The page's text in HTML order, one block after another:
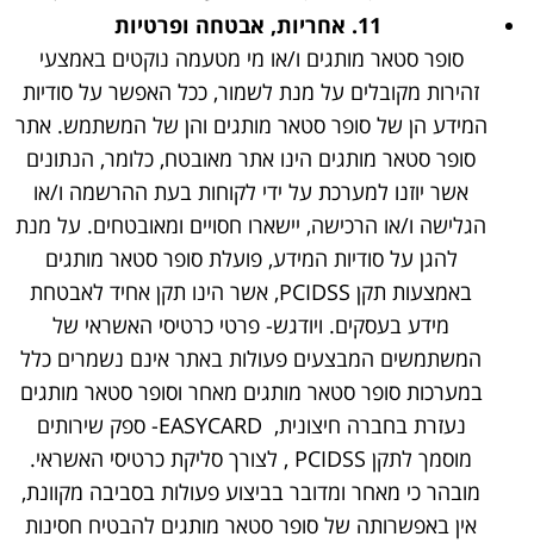
אחריות, אבטחה ופרטיות
סופר סטאר מותגים ו/או מי מטעמה נוקטים באמצעי
זהירות מקובלים על מנת לשמור, ככל האפשר על סודיות
המידע הן של סופר סטאר מותגים והן של המשתמש. אתר
סופר סטאר מותגים הינו אתר מאובטח, כלומר, הנתונים
אשר יוזנו למערכת על ידי לקוחות בעת ההרשמה ו/או
הגלישה ו/או הרכישה, יישארו חסויים ומאובטחים. על מנת
להגן על סודיות המידע, פועלת סופר סטאר מותגים
באמצעות תקן PCIDSS, אשר הינו תקן אחיד לאבטחת
מידע בעסקים. ויודגש- פרטי כרטיסי האשראי של
המשתמשים המבצעים פעולות באתר אינם נשמרים כלל
במערכות סופר סטאר מותגים מאחר וסופר סטאר מותגים
נעזרת בחברה חיצונית, EASYCARD- ספק שירותים
מוסמך לתקן PCIDSS , לצורך סליקת כרטיסי האשראי.
מובהר כי מאחר ומדובר בביצוע פעולות בסביבה מקוונת,
אין באפשרותה של סופר סטאר מותגים להבטיח חסינות